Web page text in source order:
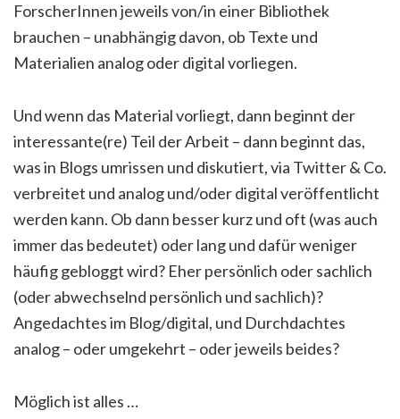
ForscherInnen jeweils von/in einer Bibliothek
brauchen – unabhängig davon, ob Texte und
Materialien analog oder digital vorliegen.
Und wenn das Material vorliegt, dann beginnt der
interessante(re) Teil der Arbeit – dann beginnt das,
was in Blogs umrissen und diskutiert, via Twitter & Co.
verbreitet und analog und/oder digital veröffentlicht
werden kann. Ob dann besser kurz und oft (was auch
immer das bedeutet) oder lang und dafür weniger
häufig gebloggt wird? Eher persönlich oder sachlich
(oder abwechselnd persönlich und sachlich)?
Angedachtes im Blog/digital, und Durchdachtes
analog – oder umgekehrt – oder jeweils beides?
Möglich ist alles …